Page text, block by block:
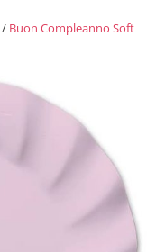
/ Buon Compleanno Soft